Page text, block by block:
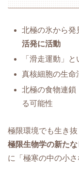
北極の氷から発
活発に活動
「滑走運動」
真核細胞の生命
北極の食物連鎖
る可能性
極限環境でも生き抜
極限生物学の新たな
に「極寒の中の小